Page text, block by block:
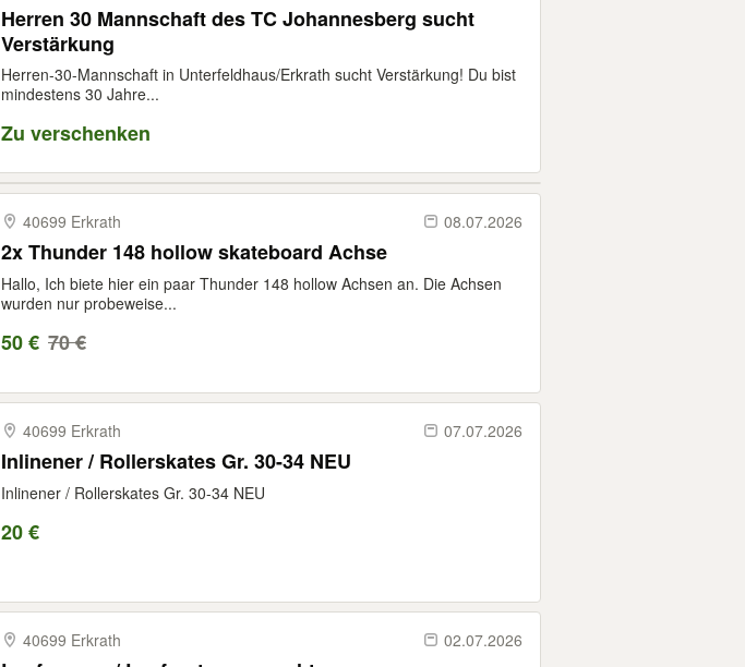
Herren 30 Mannschaft des TC Johannesberg sucht
Verstärkung
Herren-30-Mannschaft in Unterfeldhaus/Erkrath sucht Verstärkung! Du bist
mindestens 30 Jahre...
Zu verschenken
40699 Erkrath 08.07.2026
2x Thunder 148 hollow skateboard Achse
Hallo, Ich biete hier ein paar Thunder 148 hollow Achsen an. Die Achsen
wurden nur probeweise...
50 € 70 €
40699 Erkrath 07.07.2026
Inlinener / Rollerskates Gr. 30-34 NEU
Inlinener / Rollerskates Gr. 30-34 NEU
20 €
40699 Erkrath 02.07.2026